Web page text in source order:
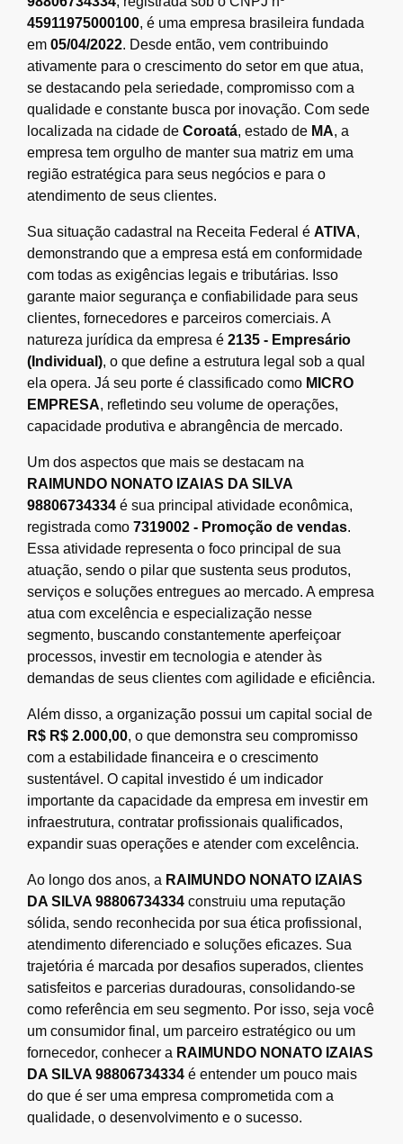
45911975000100, é uma empresa brasileira fundada
em 05/04/2022. Desde então, vem contribuindo
ativamente para o crescimento do setor em que atua,
se destacando pela seriedade, compromisso com a
qualidade e constante busca por inovação. Com sede
localizada na cidade de Coroatá, estado de MA, a
empresa tem orgulho de manter sua matriz em uma
região estratégica para seus negócios e para o
atendimento de seus clientes.
Sua situação cadastral na Receita Federal é ATIVA,
demonstrando que a empresa está em conformidade
com todas as exigências legais e tributárias. Isso
garante maior segurança e confiabilidade para seus
clientes, fornecedores e parceiros comerciais. A
natureza jurídica da empresa é 2135 - Empresário
(Individual), o que define a estrutura legal sob a qual
ela opera. Já seu porte é classificado como MICRO
EMPRESA, refletindo seu volume de operações,
capacidade produtiva e abrangência de mercado.
Um dos aspectos que mais se destacam na
RAIMUNDO NONATO IZAIAS DA SILVA
98806734334 é sua principal atividade econômica,
registrada como 7319002 - Promoção de vendas.
Essa atividade representa o foco principal de sua
atuação, sendo o pilar que sustenta seus produtos,
serviços e soluções entregues ao mercado. A empresa
atua com excelência e especialização nesse
segmento, buscando constantemente aperfeiçoar
processos, investir em tecnologia e atender às
demandas de seus clientes com agilidade e eficiência.
Além disso, a organização possui um capital social de
R$ R$ 2.000,00, o que demonstra seu compromisso
com a estabilidade financeira e o crescimento
sustentável. O capital investido é um indicador
importante da capacidade da empresa em investir em
infraestrutura, contratar profissionais qualificados,
expandir suas operações e atender com excelência.
Ao longo dos anos, a RAIMUNDO NONATO IZAIAS
DA SILVA 98806734334 construiu uma reputação
sólida, sendo reconhecida por sua ética profissional,
atendimento diferenciado e soluções eficazes. Sua
trajetória é marcada por desafios superados, clientes
satisfeitos e parcerias duradouras, consolidando-se
como referência em seu segmento. Por isso, seja você
um consumidor final, um parceiro estratégico ou um
fornecedor, conhecer a RAIMUNDO NONATO IZAIAS
DA SILVA 98806734334 é entender um pouco mais
do que é ser uma empresa comprometida com a
qualidade, o desenvolvimento e o sucesso.